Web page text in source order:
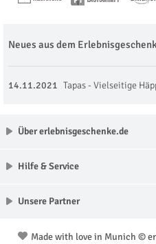
Neues aus dem
14.11.2021 Tapas - Vielseitige
Über erlebnisgeschenke.de
Hilfe & Service
Unsere Partner
Made with love in Munich ©